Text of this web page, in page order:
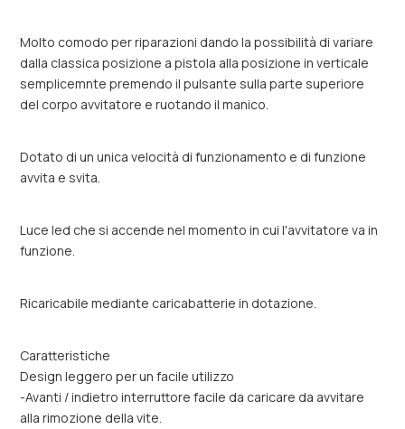
Molto comodo per riparazioni dando la possibilità di variare
dalla classica posizione a pistola alla posizione in verticale
semplicemnte premendo il pulsante sulla parte superiore
del corpo avvitatore e ruotando il manico.
Dotato di un unica velocità di funzionamento e di funzione
avvita e svita.
Luce led che si accende nel momento in cui l'avvitatore va in
funzione.
Ricaricabile mediante caricabatterie in dotazione.
Caratteristiche
Design leggero per un facile utilizzo
-Avanti / indietro interruttore facile da caricare da avvitare
alla rimozione della vite.